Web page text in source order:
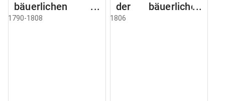
bäuerlichen
Grundstücke, den
1790-1808
der bäuerlichen
Grundstücke und
1806